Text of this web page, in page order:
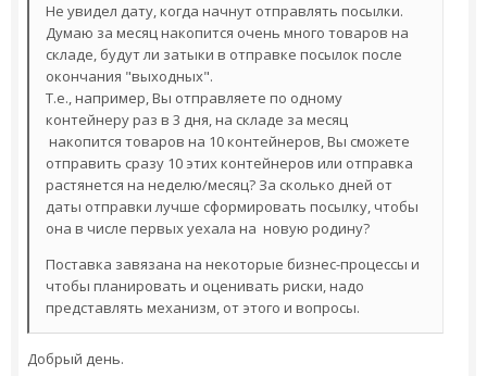
Не увидел дату, когда начнут отправлять посылки.
Думаю за месяц накопится очень много товаров на
складе, будут ли затыки в отправке посылок после
окончания "выходных".
Т.е., например, Вы отправляете по одному
контейнеру раз в 3 дня, на складе за месяц
накопится товаров на 10 контейнеров, Вы сможете
отправить сразу 10 этих контейнеров или отправка
растянется на неделю/месяц? За сколько дней от
даты отправки лучше сформировать посылку, чтобы
она в числе первых уехала на новую родину?
Поставка завязана на некоторые бизнес-процессы и
чтобы планировать и оценивать риски, надо
представлять механизм, от этого и вопросы.
Добрый день.